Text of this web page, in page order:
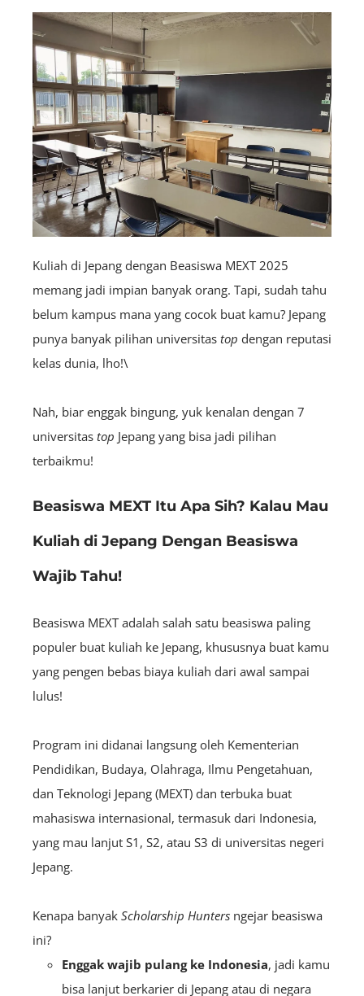
Kuliah di Jepang dengan Beasiswa MEXT 2025
memang jadi impian banyak orang. Tapi, sudah tahu
belum kampus mana yang cocok buat kamu? Jepang
punya banyak pilihan universitas top dengan reputasi
kelas dunia, lho!\
Nah, biar enggak bingung, yuk kenalan dengan 7
universitas top Jepang yang bisa jadi pilihan
terbaikmu!
Beasiswa MEXT Itu Apa Sih? Kalau Mau
Kuliah di Jepang Dengan Beasiswa
Wajib Tahu!
Beasiswa MEXT adalah salah satu beasiswa paling
populer buat kuliah ke Jepang, khususnya buat kamu
yang pengen bebas biaya kuliah dari awal sampai
lulus!
Program ini didanai langsung oleh Kementerian
Pendidikan, Budaya, Olahraga, Ilmu Pengetahuan,
dan Teknologi Jepang (MEXT) dan terbuka buat
mahasiswa internasional, termasuk dari Indonesia,
yang mau lanjut S1, S2, atau S3 di universitas negeri
Jepang.
Kenapa banyak Scholarship Hunters ngejar beasiswa
ini?
Enggak wajib pulang ke Indonesia, jadi kamu
bisa lanjut berkarier di Jepang atau di negara